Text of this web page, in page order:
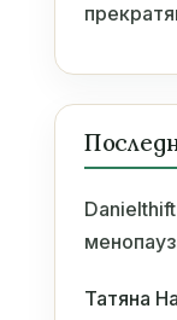
Danielthift
Татяна